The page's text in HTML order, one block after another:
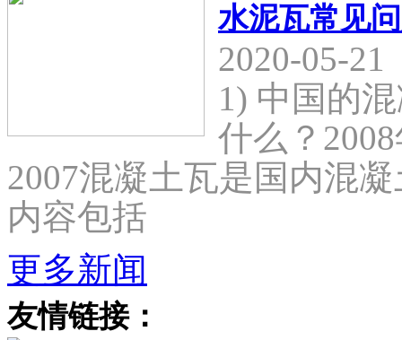
水泥瓦常见
2020-05-21
1) 中国的
什么？
2007混凝土瓦是国内混
内容包括
更多新闻
友情链接：